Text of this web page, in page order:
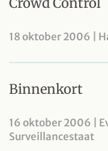
18 oktober 2006 |
Binnenkort
16 oktober 2006 |
Surveillancestaat